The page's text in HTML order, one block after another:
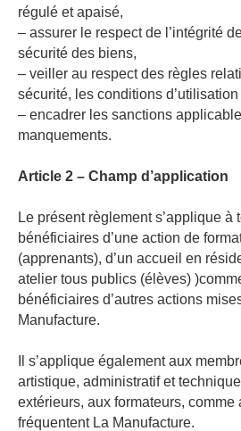
régulé et apaisé,
– assurer le respect de l’intégrité
sécurité des biens,
– veiller au respect des règles
sécurité, les conditions
– encadrer les sanctions
manquements.
Article 2 – Champ d’application
Le présent règlement s’applique à
bénéficiaires d’une action de
(apprenants), d’un accueil en
atelier tous publics (élèves)
bénéficiaires d’autres actions
Manufacture.
Il s’applique également aux
artistique, administratif et
extérieurs, aux formateurs, comme
fréquentent La Manufacture.